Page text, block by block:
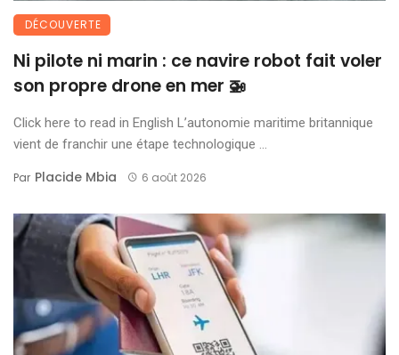
DÉCOUVERTE
Ni pilote ni marin : ce navire robot fait voler
son propre drone en mer 🚁
Click here to read in English L’autonomie maritime britannique
vient de franchir une étape technologique ...
Par Placide Mbia 6 août 2026